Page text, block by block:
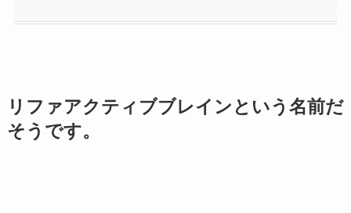
リファアクティブブレインという名前だ
そうです。